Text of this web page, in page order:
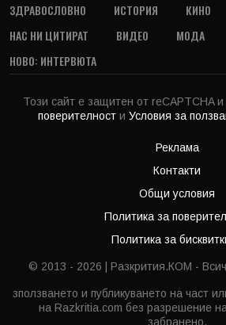
ЗДРАВОСЛОВНО
ИСТОРИЯ КИНО
НАС НИ ЦИТИРАТ
ВИДЕО МОДА
НОВО: ИНТЕРВЮТА
Този сайт е защитен от reCAPTCHA
поверителност и Условия за
Реклама
Контакти
Общи условия
Политика за
Политика за
© 2013 - 2026 | Разкрития.КОМ -
зползването и публикуването на част
на Razkritia.com без разрешение
забранено.